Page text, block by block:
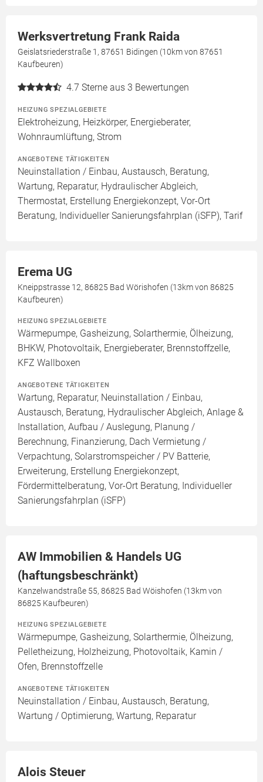
Werksvertretung Frank Raida
Geislatsriederstraße 1, 87651 Bidingen (10km von 87651
Kaufbeuren)
4.7 Sterne aus 3 Bewertungen
HEIZUNG SPEZIALGEBIETE
Elektroheizung, Heizkörper, Energieberater,
Wohnraumlüftung, Strom
ANGEBOTENE TÄTIGKEITEN
Neuinstallation / Einbau, Austausch, Beratung,
Wartung, Reparatur, Hydraulischer Abgleich,
Thermostat, Erstellung Energiekonzept, Vor-Ort
Beratung, Individueller Sanierungsfahrplan (iSFP), Tarif
Erema UG
Kneippstrasse 12, 86825 Bad Wörishofen (13km von 86825
Kaufbeuren)
HEIZUNG SPEZIALGEBIETE
Wärmepumpe, Gasheizung, Solarthermie, Ölheizung,
BHKW, Photovoltaik, Energieberater, Brennstoffzelle,
KFZ Wallboxen
ANGEBOTENE TÄTIGKEITEN
Wartung, Reparatur, Neuinstallation / Einbau,
Austausch, Beratung, Hydraulischer Abgleich, Anlage &
Installation, Aufbau / Auslegung, Planung /
Berechnung, Finanzierung, Dach Vermietung /
Verpachtung, Solarstromspeicher / PV Batterie,
Erweiterung, Erstellung Energiekonzept,
Fördermittelberatung, Vor-Ort Beratung, Individueller
Sanierungsfahrplan (iSFP)
AW Immobilien & Handels UG
(haftungsbeschränkt)
Kanzelwandstraße 55, 86825 Bad Wöishofen (13km von
86825 Kaufbeuren)
HEIZUNG SPEZIALGEBIETE
Wärmepumpe, Gasheizung, Solarthermie, Ölheizung,
Pelletheizung, Holzheizung, Photovoltaik, Kamin /
Ofen, Brennstoffzelle
ANGEBOTENE TÄTIGKEITEN
Neuinstallation / Einbau, Austausch, Beratung,
Wartung / Optimierung, Wartung, Reparatur
Alois Steuer